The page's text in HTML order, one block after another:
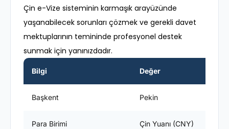
Çin e-Vize sisteminin karmaşık arayüzünde
yaşanabilecek sorunları çözmek ve gerekli davet
mektuplarının temininde profesyonel destek
sunmak için yanınızdadır.
Bilgi Değer
Başkent Pekin
Para Birimi Çin Yuanı (CNY)